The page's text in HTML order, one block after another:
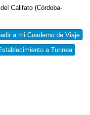
Califato (Córdoba-
a mi Cuaderno de Viaje
a Turinea